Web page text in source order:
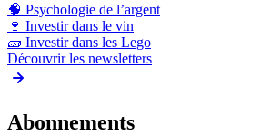
🧠 Psychologie de l’argent
🍷 Investir dans le vin
🧱 Investir dans les Lego
Découvrir les newsletters
Abonnements